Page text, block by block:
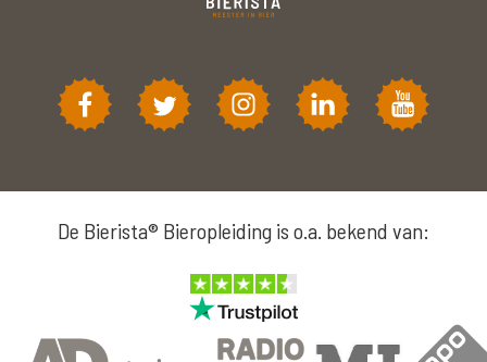
De Bierista® Bieropleiding is o.a. bekend van: